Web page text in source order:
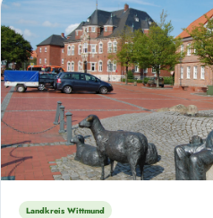
Landkreis Wittmund